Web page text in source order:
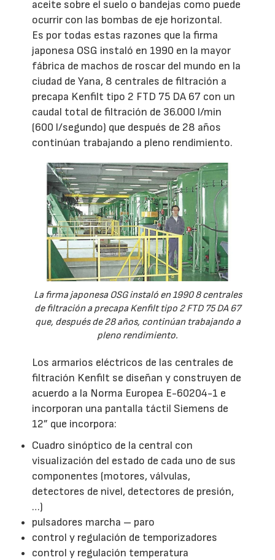
aceite sobre el suelo o bandejas como puede
ocurrir con las bombas de eje horizontal.
Es por todas estas razones que la firma
japonesa OSG instaló en 1990 en la mayor
fábrica de machos de roscar del mundo en la
ciudad de Yana, 8 centrales de filtración a
precapa Kenfilt tipo 2 FTD 75 DA 67 con un
caudal total de filtración de 36.000 l/min
(600 l/segundo) que después de 28 años
continúan trabajando a pleno rendimiento.
La firma japonesa OSG instaló en 1990 8 centrales
de filtración a precapa Kenfilt tipo 2 FTD 75 DA 67
que, después de 28 años, continúan trabajando a
pleno rendimiento.
Los armarios eléctricos de las centrales de
filtración Kenfilt se diseñan y construyen de
acuerdo a la Norma Europea E-60204-1 e
incorporan una pantalla táctil Siemens de
12” que incorpora:
Cuadro sinóptico de la central con
visualización del estado de cada uno de sus
componentes (motores, válvulas,
detectores de nivel, detectores de presión,
…)
pulsadores marcha – paro
control y regulación de temporizadores
control y regulación temperatura